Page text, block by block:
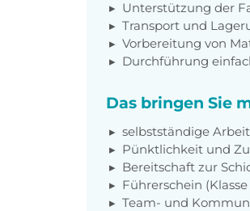
Unterstützung der
Transport und
Vorbereitung von
Durchführung
Das bringen Sie
selbstständige
Pünktlichkeit und
Bereitschaft zur
Führerschein
Team- und